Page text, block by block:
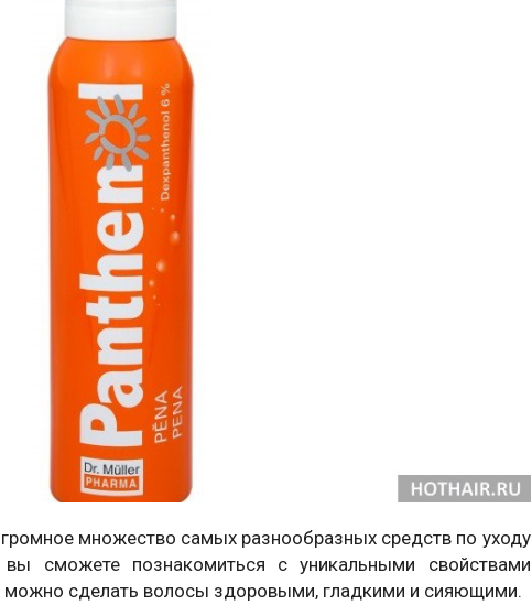
множество самых разнообразных средств по уходу
сможете познакомиться с уникальными свойствами
можно сделать волосы здоровыми, гладкими и сияющими.